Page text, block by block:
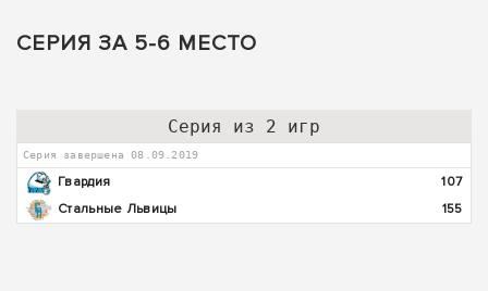
СЕРИЯ ЗА 5-6 МЕСТО
Серия из 2 игр
Серия завершена 08.09.2019
Гвардия
107
Стальные Львицы
155